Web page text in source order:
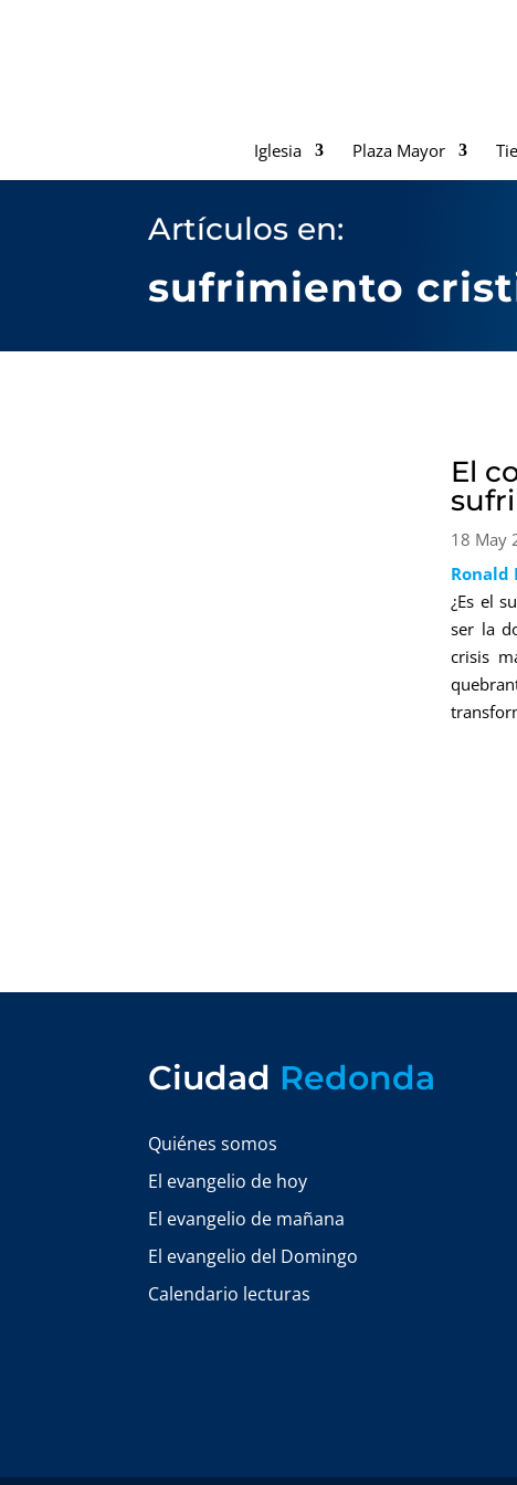
Iglesia Plaza Mayor
Artículos en:
sufrimiento
El
18 May
Ronald
¿Es el
ser la
crisis
Ciudad Redonda
Quiénes somos
El evangelio de hoy
El evangelio de mañana
El evangelio del Domingo
Calendario lecturas